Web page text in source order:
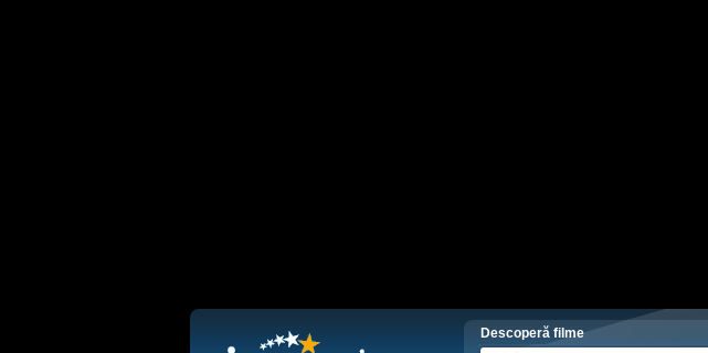
Descoperă filme